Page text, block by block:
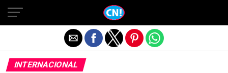
INTERNACIONAL
Salir de la versión móvil